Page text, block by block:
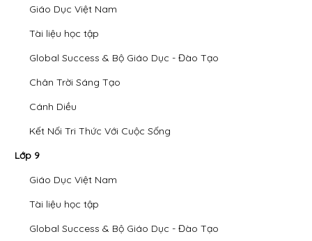
Giáo Dục Việt Nam
Tài liệu học tập
Global Success & Bộ Giáo Dục - Đào Tạo
Chân Trời Sáng Tạo
Cánh Diều
Kết Nối Tri Thức Với Cuộc Sống
Lớp 9
Giáo Dục Việt Nam
Tài liệu học tập
Global Success & Bộ Giáo Dục - Đào Tạo